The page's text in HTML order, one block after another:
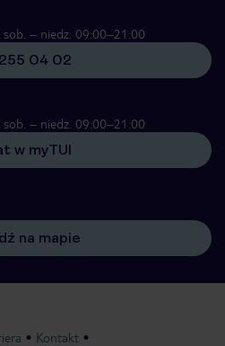
– niedz. 09:00–21:00
04 02
– niedz. 09:00–21:00
w myTUI
na mapie
Kontakt